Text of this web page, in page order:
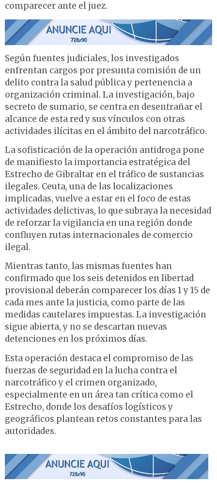
comparecer ante el juez.
Según fuentes judiciales, los investigados
enfrentan cargos por presunta comisión de un
delito contra la salud pública y pertenencia a
organización criminal. La investigación, bajo
secreto de sumario, se centra en desentrañar el
alcance de esta red y sus vínculos con otras
actividades ilícitas en el ámbito del narcotráfico.
La sofisticación de la operación antidroga pone
de manifiesto la importancia estratégica del
Estrecho de Gibraltar en el tráfico de sustancias
ilegales. Ceuta, una de las localizaciones
implicadas, vuelve a estar en el foco de estas
actividades delictivas, lo que subraya la necesidad
de reforzar la vigilancia en una región donde
confluyen rutas internacionales de comercio
ilegal.
Mientras tanto, las mismas fuentes han
confirmado que los seis detenidos en libertad
provisional deberán comparecer los días 1 y 15 de
cada mes ante la justicia, como parte de las
medidas cautelares impuestas. La investigación
sigue abierta, y no se descartan nuevas
detenciones en los próximos días.
Esta operación destaca el compromiso de las
fuerzas de seguridad en la lucha contra el
narcotráfico y el crimen organizado,
especialmente en un área tan crítica como el
Estrecho, donde los desafíos logísticos y
geográficos plantean retos constantes para las
autoridades.